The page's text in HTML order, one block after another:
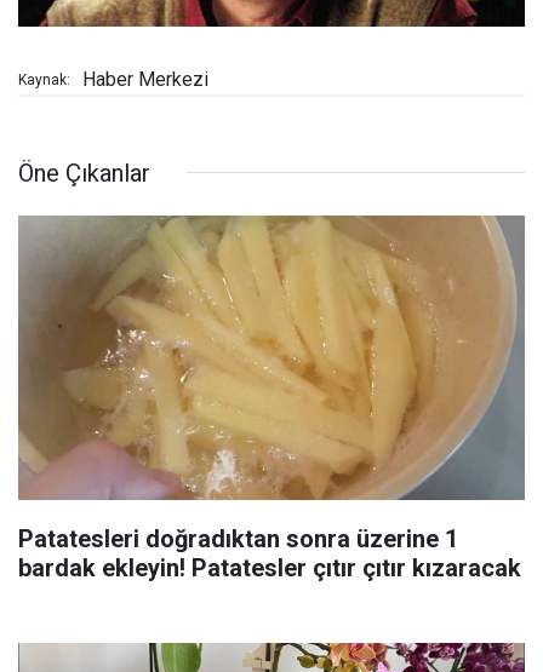
Kaynak: Haber Merkezi
Öne Çıkanlar
Patatesleri doğradıktan sonra üzerine 1
bardak ekleyin! Patatesler çıtır çıtır kızaracak